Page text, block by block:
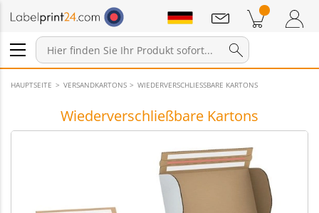
Anmelden / Registrieren
Warenkorb Zum Warenkorb
Mitteilungen
HAUPTSEITE VERSANDKARTONS WIEDERVERSCHLIESSBARE KARTONS
Wiederverschließbare Kartons